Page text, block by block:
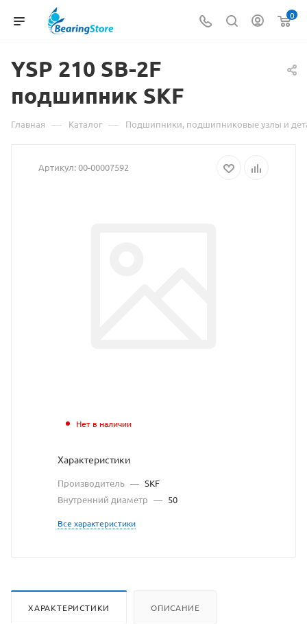
0
YSP 210 SB-2F
о
товаре
владельца
подшипник SKF
Главная — Каталог — Подшипники, подшипниковые узлы и
Артикул:00-00007592
Нет в наличии
Характеристики
Производитель — SKF
Внутренний диаметр — 50
Все характеристики
ХАРАКТЕРИСТИКИ ОПИСАНИЕ